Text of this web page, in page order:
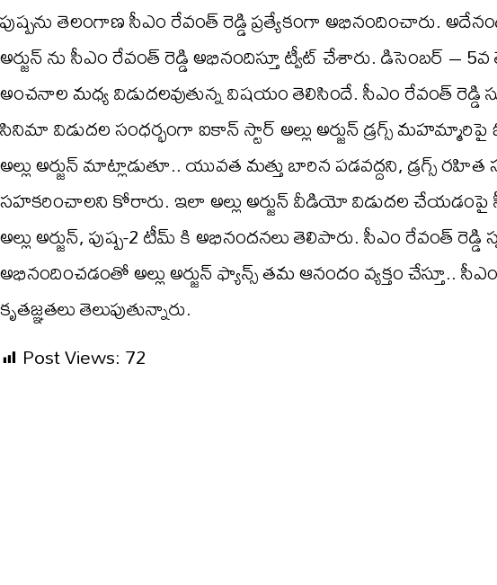
పుష్పను తెలంగాణ సీఎం రేవంత్ రెడ్డి ప్రత్యేకంగా అభినందించారు.
అర్జున్ ను సీఎం రేవంత్ రెడ్డి అభినందిస్తూ ట్వీట్ చేశారు. డిసెంబర్ –
అంచనాల మధ్య విడుదలవుతున్న విషయం తెలిసిందే. సీఎం రేవంత్ రెడ్డి
సినిమా విడుదల సంధర్భంగా ఐకాన్ స్టార్ అల్లు అర్జున్ డ్రగ్స్
అల్లు అర్జున్ మాట్లాడుతూ.. యువత మత్తు బారిన పడవద్దని, డ్రగ్స్
సహకరించాలని కోరారు. ఇలా అల్లు అర్జున్ వీడియో విడుదల చేయడంపై
అల్లు అర్జున్, పుష్ప-2 టీమ్ కి అభినందనలు తెలిపారు. సీఎం రేవంత్
అభినందించడంతో అల్లు అర్జున్ ఫ్యాన్స్ తమ ఆనందం వ్యక్తం
కృతజ్ఞతలు తెలుపుతున్నారు.
Post Views:72